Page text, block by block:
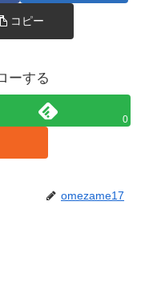
コピー
ーする
0
omezame17